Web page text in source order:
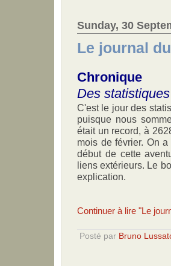
Sunday, 30
Le journal
Chronique
Des
C'est le jour des
puisque nous
était un record, à
mois de février. On
début de cette
liens extérieurs. Le
explication.
Continuer à lire "Le
Posté par Bruno